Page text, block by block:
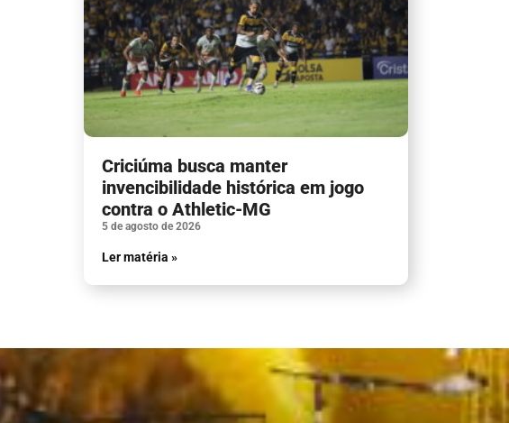
Criciúma busca manter
invencibilidade histórica em jogo
contra o Athletic-MG
5 de agosto de 2026
Ler matéria »